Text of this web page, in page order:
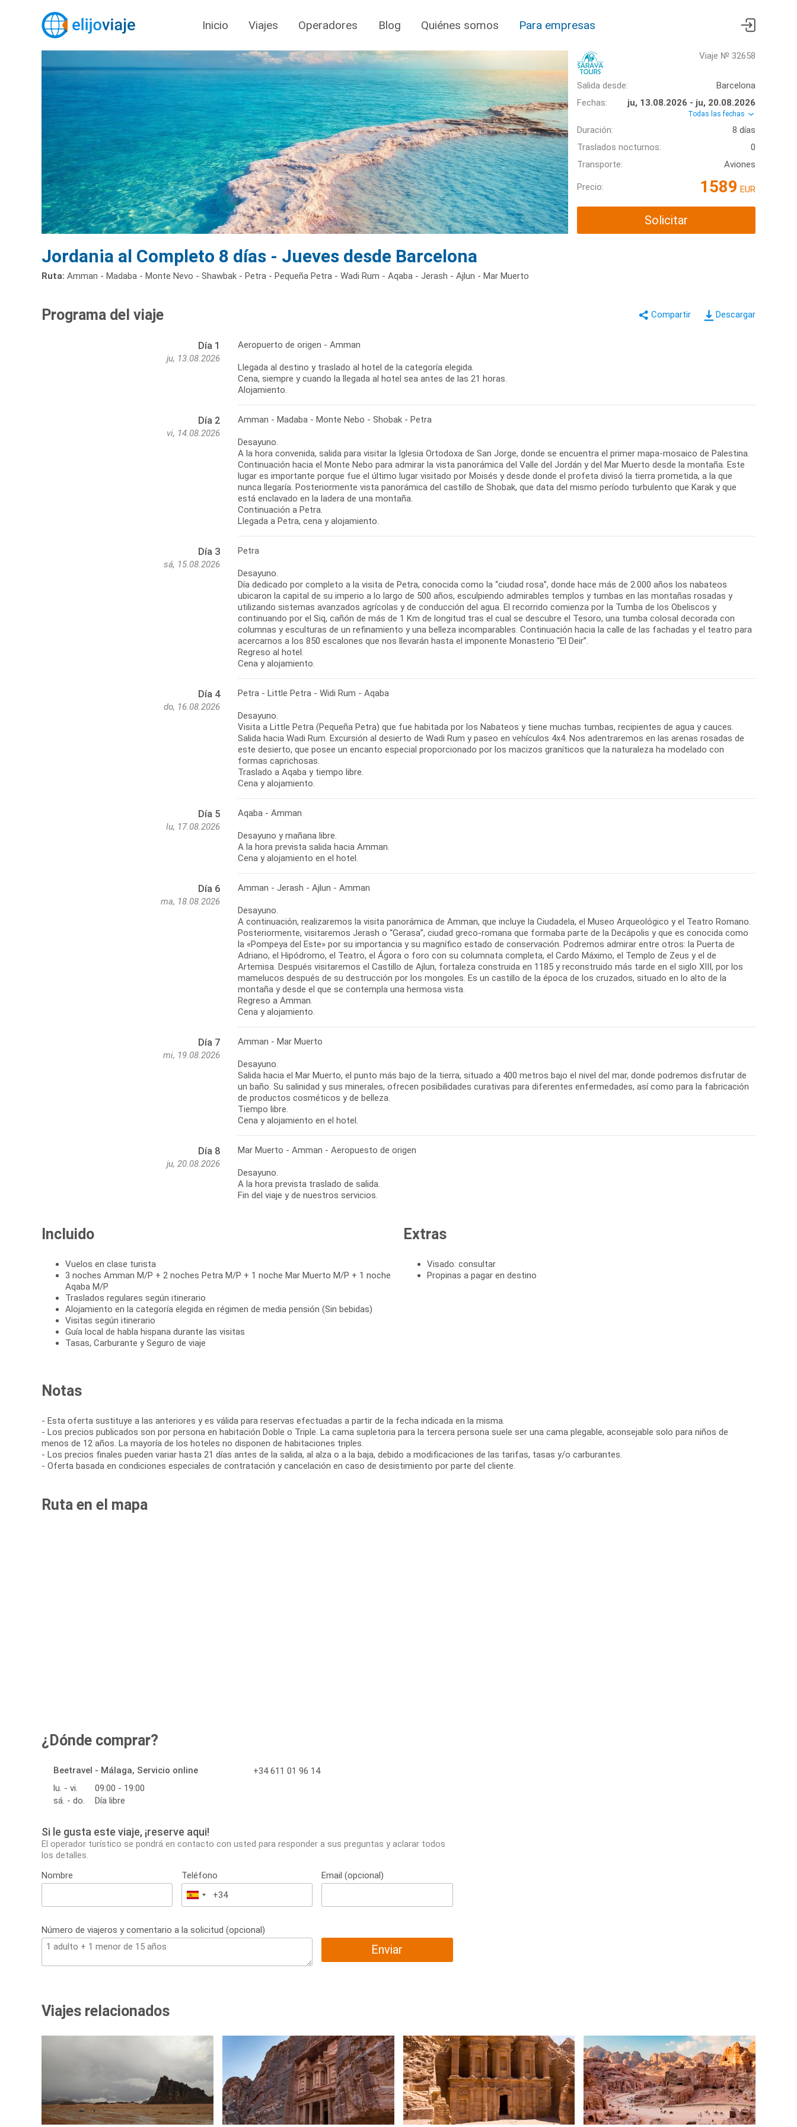
Inicio Viajes Operadores Blog Quiénes somos Para empresas
Viaje № 32658
Salida desde:
Barcelona
Fechas:
ju, 13.08.2026 - ju, 20.08.2026
Todas las fechas
Duración:
8 días
Traslados nocturnos:
0
Transporte:
Aviones
Precio: 1589 EUR
Solicitar
Jordania al Completo 8 días - Jueves desde Barcelona
Ruta: Amman - Madaba - Monte Nevo - Shawbak - Petra - Pequeña Petra - Wadi Rum - Aqaba - Jerash - Ajlun - Mar Muerto
Descargar
Programa del viaje
Día 1
ju, 13.08.2026
Aeropuerto de origen - Amman
Llegada al destino y traslado al hotel de la categoría elegida.
Cena, siempre y cuando la llegada al hotel sea antes de las 21 horas.
Alojamiento.
Día 2
vi, 14.08.2026
Amman - Madaba - Monte Nebo - Shobak - Petra
Desayuno.
A la hora convenida, salida para visitar la Iglesia Ortodoxa de San Jorge, donde se encuentra el primer mapa-mosaico de Palestina.
Continuación hacia el Monte Nebo para admirar la vista panorámica del Valle del Jordán y del Mar Muerto desde la montaña. Este
lugar es importante porque fue el último lugar visitado por Moisés y desde donde el profeta divisó la tierra prometida, a la que
nunca llegaría. Posteriormente vista panorámica del castillo de Shobak, que data del mismo período turbulento que Karak y que
está enclavado en la ladera de una montaña.
Continuación a Petra.
Llegada a Petra, cena y alojamiento.
Día 3
sá, 15.08.2026
Petra
Desayuno.
Día dedicado por completo a la visita de Petra, conocida como la “ciudad rosa”, donde hace más de 2.000 años los nabateos
ubicaron la capital de su imperio a lo largo de 500 años, esculpiendo admirables templos y tumbas en las montañas rosadas y
utilizando sistemas avanzados agrícolas y de conducción del agua. El recorrido comienza por la Tumba de los Obeliscos y
continuando por el Siq, cañón de más de 1 Km de longitud tras el cual se descubre el Tesoro, una tumba colosal decorada con
columnas y esculturas de un refinamiento y una belleza incomparables. Continuación hacia la calle de las fachadas y el teatro para
acercarnos a los 850 escalones que nos llevarán hasta el imponente Monasterio “El Deir”.
Regreso al hotel.
Cena y alojamiento.
Día 4
do, 16.08.2026
Petra - Little Petra - Widi Rum - Aqaba
Desayuno.
Visita a Little Petra (Pequeña Petra) que fue habitada por los Nabateos y tiene muchas tumbas, recipientes de agua y cauces.
Salida hacia Wadi Rum. Excursión al desierto de Wadi Rum y paseo en vehículos 4x4. Nos adentraremos en las arenas rosadas de
este desierto, que posee un encanto especial proporcionado por los macizos graníticos que la naturaleza ha modelado con
formas caprichosas.
Traslado a Aqaba y tiempo libre.
Cena y alojamiento.
Día 5
lu, 17.08.2026
Aqaba - Amman
Desayuno y mañana libre.
A la hora prevista salida hacia Amman.
Cena y alojamiento en el hotel.
Día 6
ma, 18.08.2026
Amman - Jerash - Ajlun - Amman
Desayuno.
A continuación, realizaremos la visita panorámica de Amman, que incluye la Ciudadela, el Museo Arqueológico y el Teatro Romano.
Posteriormente, visitaremos Jerash o “Gerasa”, ciudad greco-romana que formaba parte de la Decápolis y que es conocida como
la «Pompeya del Este» por su importancia y su magnífico estado de conservación. Podremos admirar entre otros: la Puerta de
Adriano, el Hipódromo, el Teatro, el Ágora o foro con su columnata completa, el Cardo Máximo, el Templo de Zeus y el de
Artemisa. Después visitaremos el Castillo de Ajlun, fortaleza construida en 1185 y reconstruido más tarde en el siglo XIII, por los
mamelucos después de su destrucción por los mongoles. Es un castillo de la época de los cruzados, situado en lo alto de la
montaña y desde el que se contempla una hermosa vista.
Regreso a Amman.
Cena y alojamiento.
Día 7
mi, 19.08.2026
Amman - Mar Muerto
Desayuno.
Salida hacia el Mar Muerto, el punto más bajo de la tierra, situado a 400 metros bajo el nivel del mar, donde podremos disfrutar de
un baño. Su salinidad y sus minerales, ofrecen posibilidades curativas para diferentes enfermedades, así como para la fabricación
de productos cosméticos y de belleza.
Tiempo libre.
Cena y alojamiento en el hotel.
Día 8
ju, 20.08.2026
Mar Muerto - Amman - Aeropuesto de origen
Desayuno.
A la hora prevista traslado de salida.
Fin del viaje y de nuestros servicios.
Incluido
Vuelos en clase turista
3 noches Amman M/P + 2 noches Petra M/P + 1 noche Mar Muerto M/P + 1 noche
Aqaba M/P
Traslados regulares según itinerario
Alojamiento en la categoría elegida en régimen de media pensión (Sin bebidas)
Visitas según itinerario
Guía local de habla hispana durante las visitas
Tasas, Carburante y Seguro de viaje
Extras
Visado: consultar
Propinas a pagar en destino
Notas
- Esta oferta sustituye a las anteriores y es válida para reservas efectuadas a partir de la fecha indicada en la misma.
- Los precios publicados son por persona en habitación Doble o Triple. La cama supletoria para la tercera persona suele ser una cama plegable, aconsejable solo para niños de
menos de 12 años. La mayoría de los hoteles no disponen de habitaciones triples.
- Los precios finales pueden variar hasta 21 días antes de la salida, al alza o a la baja, debido a modificaciones de las tarifas, tasas y/o carburantes.
- Oferta basada en condiciones especiales de contratación y cancelación en caso de desistimiento por parte del cliente.
Ruta en el mapa
¿Dónde comprar?
Beetravel - Málaga, Servicio online
lu. - vi.
09:00 - 19:00
sá. - do.
Día libre
+34 611 01 96 14
Si le gusta este viaje, ¡reserve aqui!
El operador turístico se pondrá en contacto con usted para responder a sus preguntas y aclarar todos
los detalles.
Nombre
Teléfono
España
+34
Email (opcional)
Número de viajeros y comentario a la solicitud (opcional)
Enviar
Viajes relacionados